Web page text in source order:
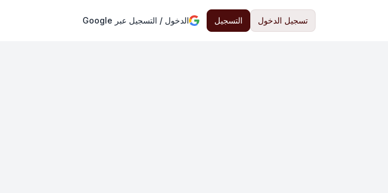
تسجيل الدخول التسجيل الدخول / التسجيل عبر Google